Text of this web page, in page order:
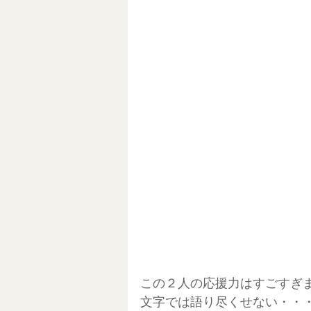
この２人の応援力はすごすぎ
文字では語り尽くせない・・・